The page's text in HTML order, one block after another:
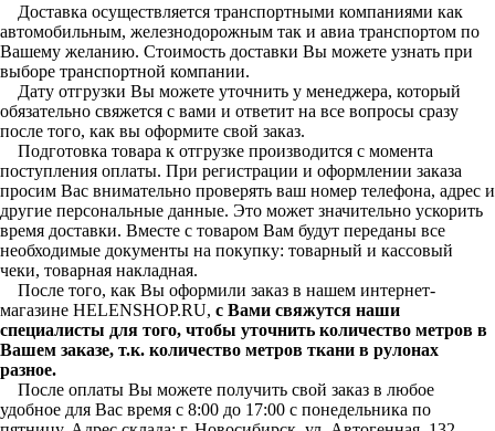
Доставка осуществляется транспортными компаниями как
автомобильным, железнодорожным так и авиа транспортом по
Вашему желанию. Стоимость доставки Вы можете узнать при
выборе транспортной компании.
Дату отгрузки Вы можете уточнить у менеджера, который
обязательно свяжется с вами и ответит на все вопросы сразу
после того, как вы оформите свой заказ.
Подготовка товара к отгрузке производится с момента
поступления оплаты. При регистрации и оформлении заказа
просим Вас внимательно проверять ваш номер телефона, адрес и
другие персональные данные. Это может значительно ускорить
время доставки. Вместе с товаром Вам будут переданы все
необходимые документы на покупку: товарный и кассовый
чеки, товарная накладная.
После того, как Вы оформили заказ в нашем интернет-
магазине HELENSHOP.RU, с Вами свяжутся наши
специалисты для того, чтобы уточнить количество метров в
Вашем заказе, т.к. количество метров ткани в рулонах
разное.
После оплаты Вы можете получить свой заказ в любое
удобное для Вас время с 8:00 до 17:00 с понедельника по